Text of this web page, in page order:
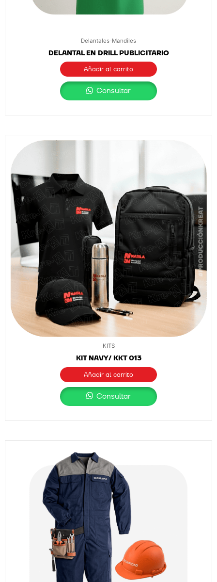
Delantales-Mandiles
DELANTAL EN DRILL PUBLICITARIO
Añadir al carrito
Consultar
KITS
KIT NAVY/ KKT 013
Añadir al carrito
Consultar